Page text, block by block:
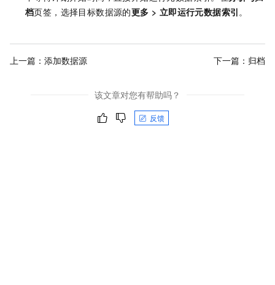
档页签，选择目标数据源的更多 > 立即运行元数据索引。
上一篇： 添加数据源 下一篇： 归档
该文章对您有帮助吗？
反馈